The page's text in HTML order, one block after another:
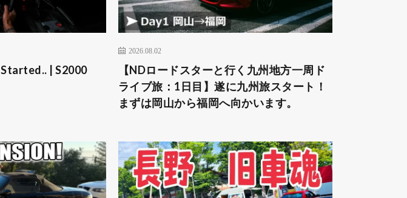
| S2000
2026.08.02
【NDロードスターと行く九州地方一周ド
ライブ旅：1日目】遂に九州旅スタート！
まずは岡山から福岡へ向かいます。